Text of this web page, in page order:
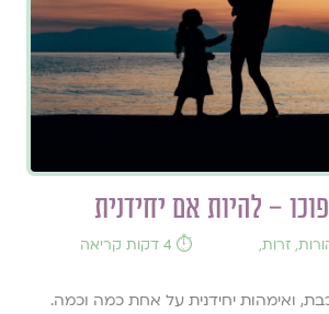
– להיות אם יחידנית
, זרות, ⏱️ 4 דקות קריאה
ואימהות יחידנית על אחת כמה וכמה.